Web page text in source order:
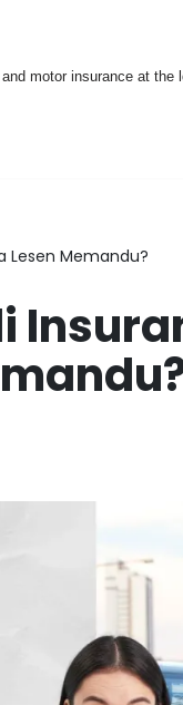
and motor insurance at
Lesen Memandu?